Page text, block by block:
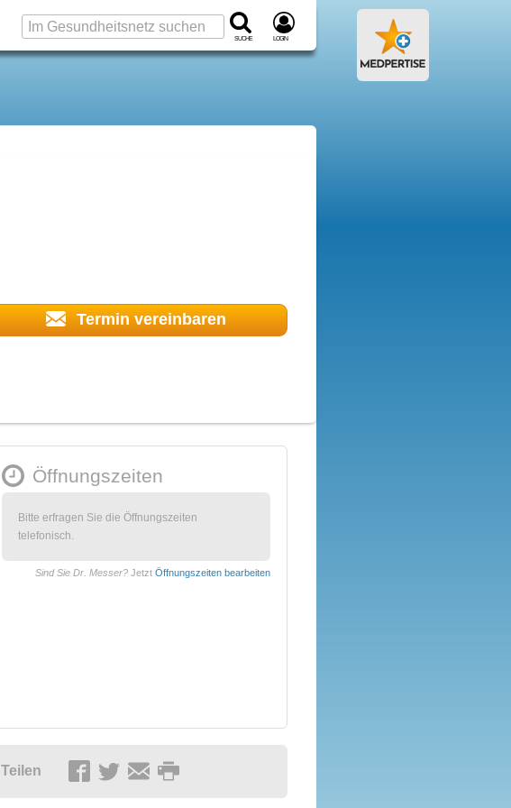
Suche Login
Termin vereinbaren
Öffnungszeiten
Bitte erfragen Sie die Öffnungszeiten
telefonisch.
Sind Sie Dr. Messer? Jetzt Öffnungszeiten bearbeiten
Teilen